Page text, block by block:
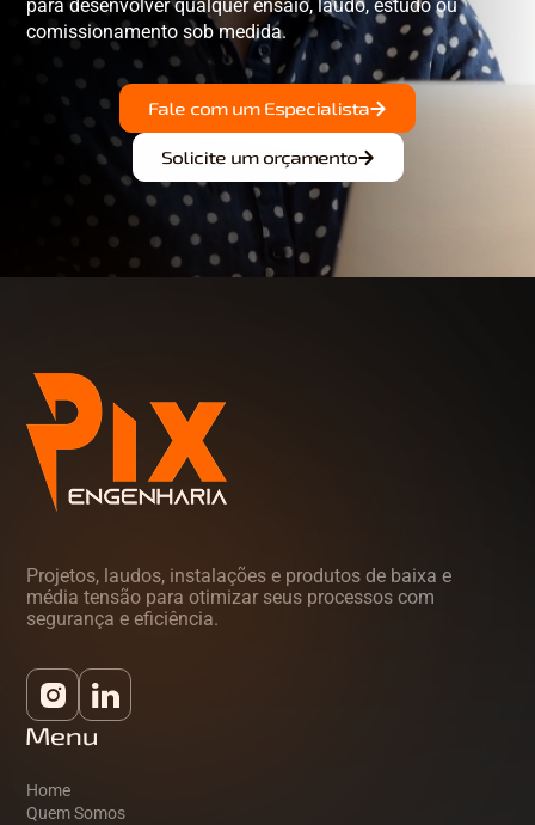
para desenvolver qualquer ensaio, laudo, estudo ou
comissionamento sob medida.
Fale com um Especialista
Solicite um orçamento
Projetos, laudos, instalações e produtos de baixa e
média tensão para otimizar seus processos com
segurança e eficiência.
Menu
Home
Quem Somos